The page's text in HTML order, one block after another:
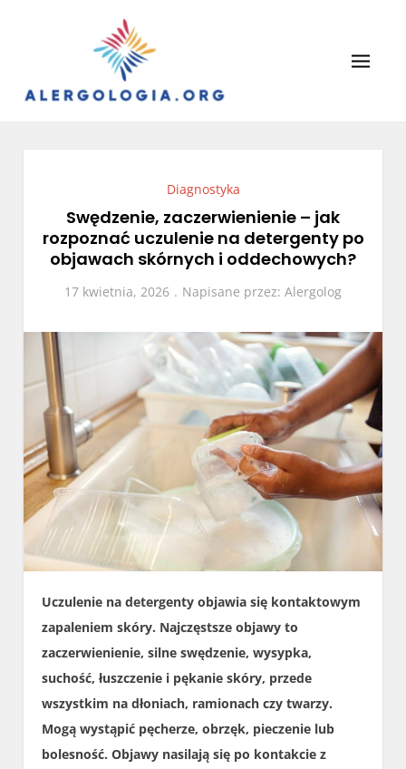
Diagnostyka
Swędzenie, zaczerwienienie – jak
rozpoznać uczulenie na detergenty po
objawach skórnych i oddechowych?
17 kwietnia, 2026 Napisane przez: Alergolog
Uczulenie na detergenty objawia się kontaktowym
zapaleniem skóry. Najczęstsze objawy to
zaczerwienienie, silne swędzenie, wysypka,
suchość, łuszczenie i pękanie skóry, przede
wszystkim na dłoniach, ramionach czy twarzy.
Mogą wystąpić pęcherze, obrzęk, pieczenie lub
bolesność. Objawy nasilają się po kontakcie z